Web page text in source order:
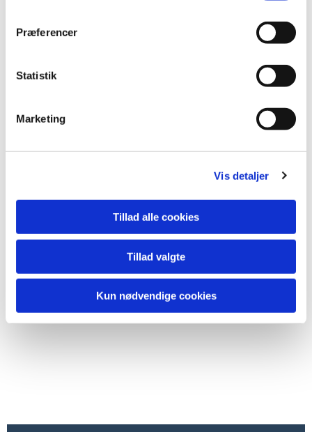
Præferencer
Statistik
Marketing
Vis detaljer
Tillad alle cookies
Tillad valgte
Kun nødvendige cookies
Du vil måske også kunne